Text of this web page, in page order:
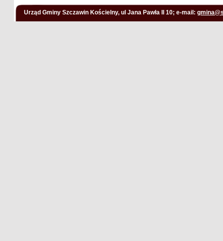
Urząd Gminy Szczawin Kościelny, ul Jana Pawła II 10; e-mail: